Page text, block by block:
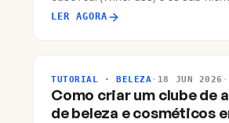
que mais crescem.
LER AGORA
TUTORIAL · BELEZA· 18 JUN 2026 ·
Como criar um clube de
de beleza e cosméticos